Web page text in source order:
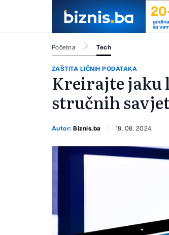
godina
sa
Početna Tech
ZAŠTITA LIČNIH PODATAKA
Kreirajte jaku
stručnih
Autor:Biznis.ba 18. 08. 2024.